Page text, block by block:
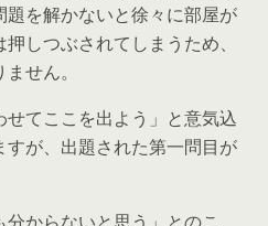
題を解かないと徐々に部屋が
しつぶされてしまうため、
せん。
てここを出よう」と意気込
が、出題された第一問目が